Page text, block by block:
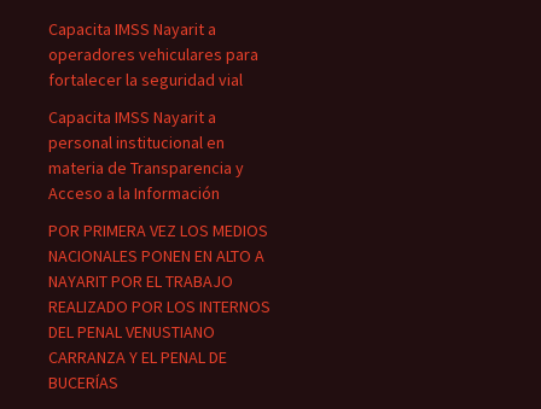
Capacita IMSS Nayarit a
operadores vehiculares para
fortalecer la seguridad vial
Capacita IMSS Nayarit a
personal institucional en
materia de Transparencia y
Acceso a la Información
POR PRIMERA VEZ LOS MEDIOS
NACIONALES PONEN EN ALTO A
NAYARIT POR EL TRABAJO
REALIZADO POR LOS INTERNOS
DEL PENAL VENUSTIANO
CARRANZA Y EL PENAL DE
BUCERÍAS